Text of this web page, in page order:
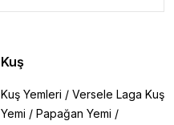
Kuş
Kuş Yemleri / Versele Laga Kuş
Yemi / Papağan Yemi /